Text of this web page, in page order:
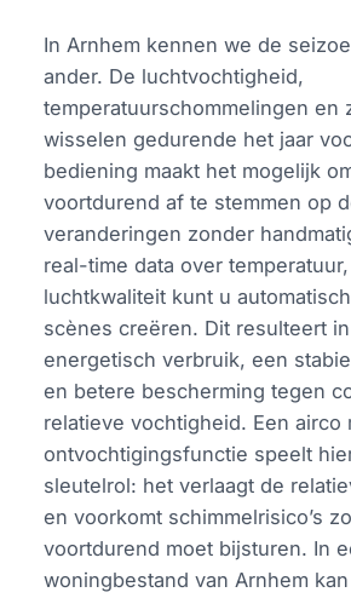
In Arnhem kennen we de
ander. De luchtvochtigheid,
temperatuurschommelingen en
wisselen gedurende het jaar
bediening maakt het mogelijk
voortdurend af te stemmen op
veranderingen zonder
real-time data over
luchtkwaliteit kunt u
scènes creëren. Dit resulteert
energetisch verbruik, een
en betere bescherming tegen
relatieve vochtigheid. Een airco
ontvochtigingsfunctie speelt
sleutelrol: het verlaagt de
en voorkomt schimmelrisico’s
voortdurend moet bijsturen. In
woningbestand van Arnhem